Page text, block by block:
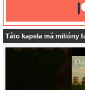
Táto kapela má milióny